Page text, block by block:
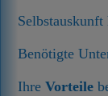
Benötigte
IhreVorteile